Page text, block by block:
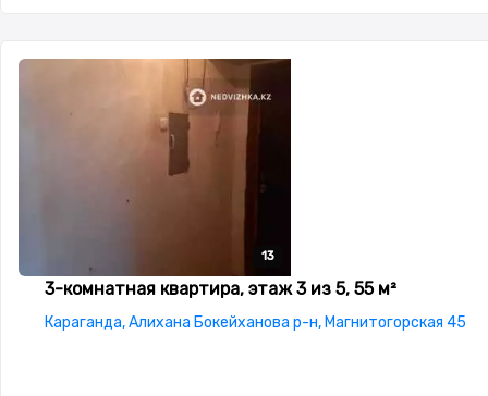
13
13
13
13
13
3-комнатная квартира, этаж 3 из 5, 55 м²
Караганда, Алихана Бокейханова р-н, Магнитогорская 45